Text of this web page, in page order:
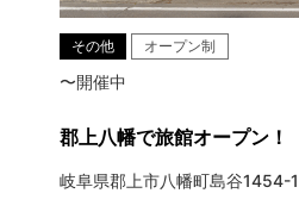
その他 オープン制
〜開催中
郡上八幡で旅館オープン！
岐阜県郡上市八幡町島谷1454-1